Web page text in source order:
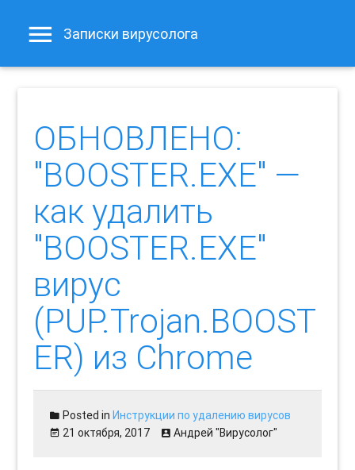
Записки вирусолога
ОБНОВЛЕНО:
"BOOSTER.EXE" —
как удалить
"BOOSTER.EXE"
вирус
(PUP.Trojan.BOOST
ER) из Chrome
Posted inИнструкции по удалению вирусов
21 октября, 2017
Андрей "Вирусолог"